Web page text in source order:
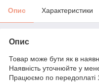
Опис Характеристики
Опис
Товар може бути як в
Наявність уточнюйте у
Працюємо по передоплаті